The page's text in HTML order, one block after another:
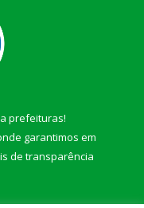
prefeituras!
garantimos em
de transparência